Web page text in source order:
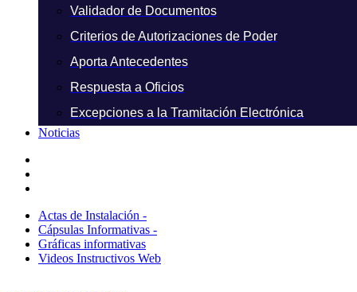
Validador de Documentos
Criterios de Autorizaciones de Poder
Aporta Antecedentes
Respuesta a Oficios
Excepciones a la Tramitación Electrónica
Noticias
Actas de Instalación -
Cápsulas Informativas -
Gráficas informativas
Videos Instructivos Web